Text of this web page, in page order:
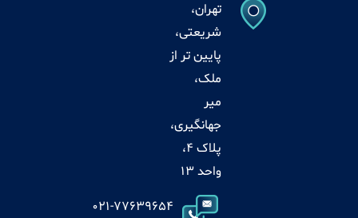
تهران،
شریعتی،
پایین تر از
ملک،
میر
جهانگیری،
پلاک 4،
واحد 13
021-77639654